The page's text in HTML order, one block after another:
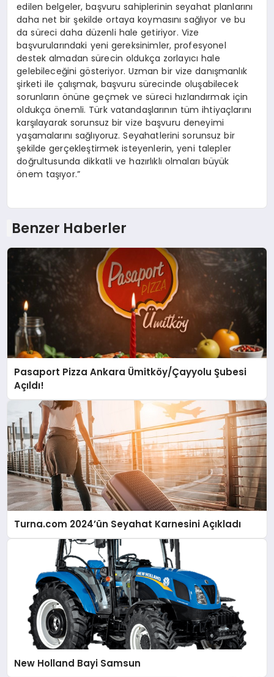
edilen belgeler, başvuru sahiplerinin seyahat planlarını
daha net bir şekilde ortaya koymasını sağlıyor ve bu
da süreci daha düzenli hale getiriyor. Vize
başvurularındaki yeni gereksinimler, profesyonel
destek almadan sürecin oldukça zorlayıcı hale
gelebileceğini gösteriyor. Uzman bir vize danışmanlık
şirketi ile çalışmak, başvuru sürecinde oluşabilecek
sorunların önüne geçmek ve süreci hızlandırmak için
oldukça önemli. Türk vatandaşlarının tüm ihtiyaçlarını
karşılayarak sorunsuz bir vize başvuru deneyimi
yaşamalarını sağlıyoruz. Seyahatlerini sorunsuz bir
şekilde gerçekleştirmek isteyenlerin, yeni talepler
doğrultusunda dikkatli ve hazırlıklı olmaları büyük
önem taşıyor.”
Benzer Haberler
Pasaport Pizza Ankara Ümitköy/Çayyolu Şubesi
Açıldı!
Turna.com 2024’ün Seyahat Karnesini Açıkladı
New Holland Bayi Samsun